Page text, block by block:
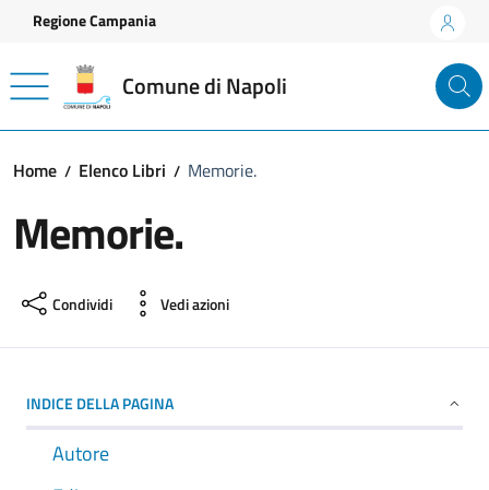
Vai ai contenuti
Vai al footer
Regione Campania
Comune di Napoli
Home Elenco Libri Memorie.
Memorie.
Condividi Vedi azioni
INDICE DELLA PAGINA
Autore